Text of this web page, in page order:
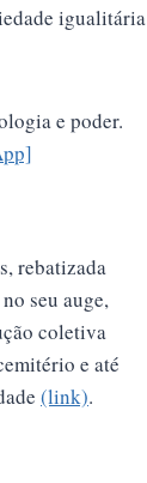
igualitária
e poder.
rebatizada
seu auge,
coletiva
e até
(link).